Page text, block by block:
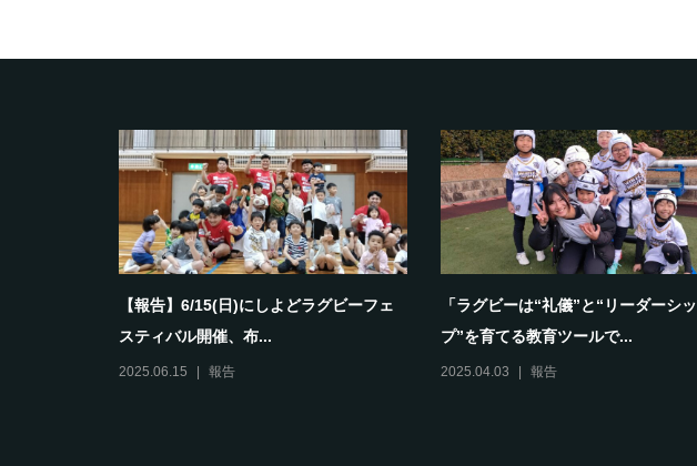
【報告】6/15(日)にしよどラグビーフェ
スティバル開催、布...
2025.06.15 報告
「ラグビーは“礼儀”と“リーダーシッ
プ”を育てる教育ツールで...
2025.04.03 報告